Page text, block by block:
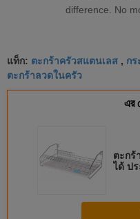
difference. No
fantastic once
manual
sweet spot
strain during
correctly. The
finding that
recommend
แท็ก: ตะกร้าครัวสแตนเลส , ก
ตะกร้าลวดในครัว
এর
ตะกร้
ได้ ป